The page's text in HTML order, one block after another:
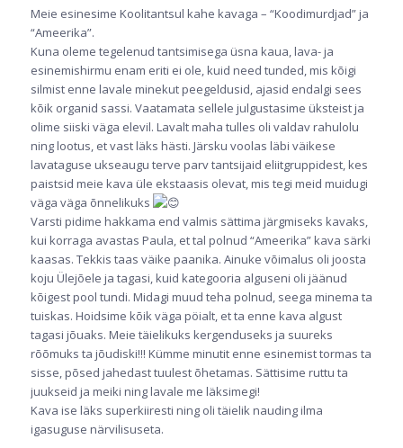
Meie esinesime Koolitantsul kahe kavaga – “Koodimurdjad” ja
“Ameerika”.
Kuna oleme tegelenud tantsimisega üsna kaua, lava- ja
esinemishirmu enam eriti ei ole, kuid need tunded, mis kõigi
silmist enne lavale minekut peegeldusid, ajasid endalgi sees
kõik organid sassi. Vaatamata sellele julgustasime üksteist ja
olime siiski väga elevil. Lavalt maha tulles oli valdav rahulolu
ning lootus, et vast läks hästi. Järsku voolas läbi väikese
lavataguse ukseaugu terve parv tantsijaid eliitgruppidest, kes
paistsid meie kava üle ekstaasis olevat, mis tegi meid muidugi
väga väga õnnelikuks
Varsti pidime hakkama end valmis sättima järgmiseks kavaks,
kui korraga avastas Paula, et tal polnud “Ameerika” kava särki
kaasas. Tekkis taas väike paanika. Ainuke võimalus oli joosta
koju Ülejõele ja tagasi, kuid kategooria alguseni oli jäänud
kõigest pool tundi. Midagi muud teha polnud, seega minema ta
tuiskas. Hoidsime kõik väga pöialt, et ta enne kava algust
tagasi jõuaks. Meie täielikuks kergenduseks ja suureks
rõõmuks ta jõudiski!!! Kümme minutit enne esinemist tormas ta
sisse, põsed jahedast tuulest õhetamas. Sättisime ruttu ta
juukseid ja meiki ning lavale me läksimegi!
Kava ise läks superkiiresti ning oli täielik nauding ilma
igasuguse närvilisuseta.